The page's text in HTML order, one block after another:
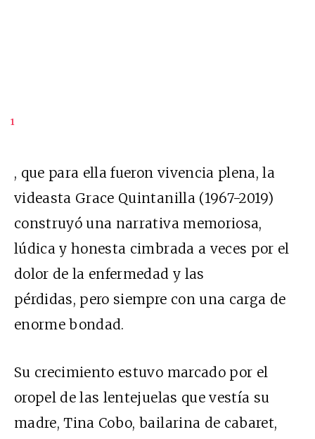
1
, que para ella fueron vivencia plena, la
videasta Grace Quintanilla (1967-2019)
construyó una narrativa memoriosa,
lúdica y honesta cimbrada a veces por el
dolor de la enfermedad y las
pérdidas, pero siempre con una carga de
enorme bondad.
Su crecimiento estuvo marcado por el
oropel de las lentejuelas que vestía su
madre, Tina Cobo, bailarina de cabaret,